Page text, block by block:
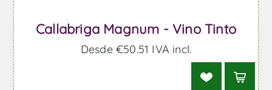
Callabriga Magnum - Vino Tinto
Desde €50,51 IVA incl.